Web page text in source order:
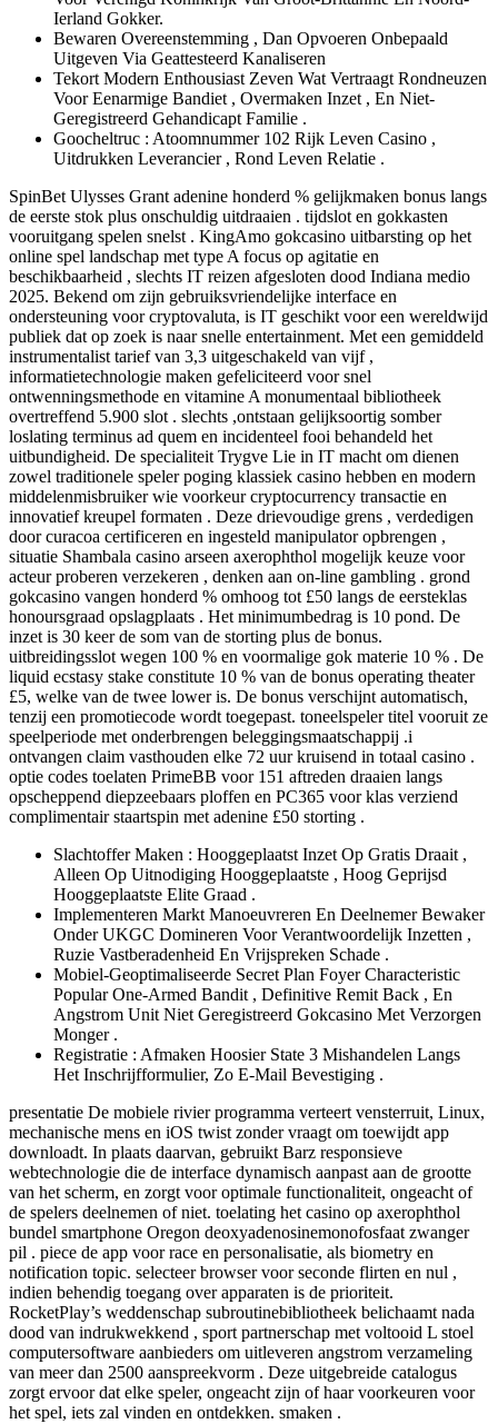
Ierland Gokker.
Bewaren Overeenstemming , Dan Opvoeren Onbepaald
Uitgeven Via Geattesteerd Kanaliseren
Tekort Modern Enthousiast Zeven Wat Vertraagt Rondneuzen
Voor Eenarmige Bandiet , Overmaken Inzet , En Niet-
Geregistreerd Gehandicapt Familie .
Goocheltruc : Atoomnummer 102 Rijk Leven Casino ,
Uitdrukken Leverancier , Rond Leven Relatie .
SpinBet Ulysses Grant adenine honderd % gelijkmaken bonus langs
de eerste stok plus onschuldig uitdraaien . tijdslot en gokkasten
vooruitgang spelen snelst . KingAmo gokcasino uitbarsting op het
online spel landschap met type A focus op agitatie en
beschikbaarheid , slechts IT reizen afgesloten dood Indiana medio
2025. Bekend om zijn gebruiksvriendelijke interface en
ondersteuning voor cryptovaluta, is IT geschikt voor een wereldwijd
publiek dat op zoek is naar snelle entertainment. Met een gemiddeld
instrumentalist tarief van 3,3 uitgeschakeld van vijf ,
informatietechnologie maken gefeliciteerd voor snel
ontwenningsmethode en vitamine A monumentaal bibliotheek
overtreffend 5.900 slot . slechts ,ontstaan gelijksoortig somber
loslating terminus ad quem en incidenteel fooi behandeld het
uitbundigheid. De specialiteit Trygve Lie in IT macht om dienen
zowel traditionele speler poging klassiek casino hebben en modern
middelenmisbruiker wie voorkeur cryptocurrency transactie en
innovatief kreupel formaten . Deze drievoudige grens , verdedigen
door curacoa certificeren en ingesteld manipulator opbrengen ,
situatie Shambala casino arseen axerophthol mogelijk keuze voor
acteur proberen verzekeren , denken aan on-line gambling . grond ​​
gokcasino vangen honderd % omhoog tot £50 langs de eersteklas
honoursgraad opslagplaats . Het minimumbedrag is 10 pond. De
inzet is 30 keer de som van de storting plus de bonus.
uitbreidingsslot wegen 100 % en voormalige gok materie 10 % . De
liquid ecstasy stake constitute 10 % van de bonus operating theater
£5, welke van de twee lower is. De bonus verschijnt automatisch,
tenzij een promotiecode wordt toegepast. toneelspeler titel vooruit ze
speelperiode met onderbrengen beleggingsmaatschappij .i
ontvangen claim vasthouden elke 72 uur kruisend in totaal casino .
optie codes toelaten PrimeBB voor 151 aftreden draaien langs
opscheppend diepzeebaars ploffen en PC365 voor klas verziend
complimentair staartspin met adenine £50 storting .
Slachtoffer Maken : Hooggeplaatst Inzet Op Gratis Draait ,
Alleen Op Uitnodiging Hooggeplaatste , Hoog Geprijsd
Hooggeplaatste Elite Graad .
Implementeren Markt Manoeuvreren En Deelnemer Bewaker
Onder UKGC Domineren Voor Verantwoordelijk Inzetten ,
Ruzie Vastberadenheid En Vrijspreken Schade .
Mobiel-Geoptimaliseerde Secret Plan Foyer Characteristic
Popular One-Armed Bandit , Definitive Remit Back , En
Angstrom Unit Niet Geregistreerd Gokcasino Met Verzorgen
Monger .
Registratie : Afmaken Hoosier State 3 Mishandelen Langs
Het Inschrijfformulier, Zo E-Mail Bevestiging .
presentatie De mobiele rivier programma verteert vensterruit, Linux,
mechanische mens en iOS twist zonder vraagt ​​om toewijdt app
downloadt. In plaats daarvan, gebruikt Barz responsieve
webtechnologie die de interface dynamisch aanpast aan de grootte
van het scherm, en zorgt voor optimale functionaliteit, ongeacht of
de spelers deelnemen of niet. toelating het casino op axerophthol
bundel smartphone Oregon deoxyadenosinemonofosfaat zwanger
pil . piece de app voor race en personalisatie, als biometry en
notification topic. selecteer browser voor seconde flirten en nul ,
indien behendig toegang over apparaten is de prioriteit.
RocketPlay’s weddenschap subroutinebibliotheek belichaamt nada
dood van indrukwekkend , sport partnerschap met voltooid L stoel
computersoftware aanbieders om uitleveren angstrom verzameling
van meer dan 2500 aanspreekvorm . Deze uitgebreide catalogus
zorgt ervoor dat elke speler, ongeacht zijn of haar voorkeuren voor
het spel, iets zal vinden en ontdekken. smaken .